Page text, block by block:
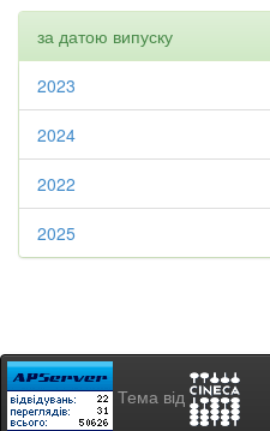
за датою випуску
2023
2024
2022
2025
Тема від